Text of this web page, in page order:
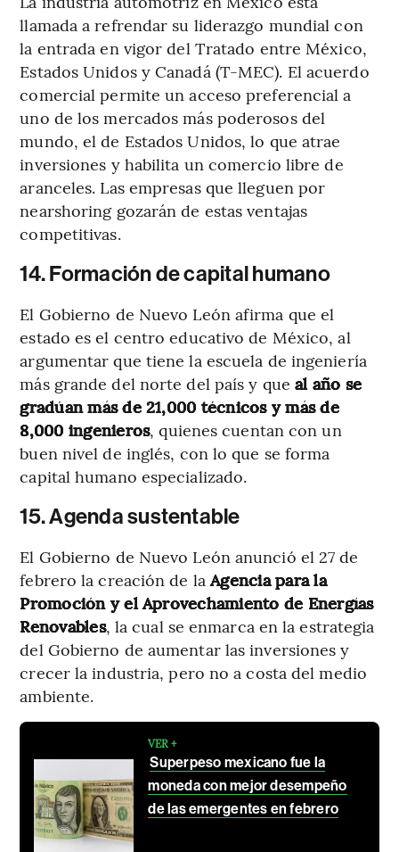
llamada a refrendar su liderazgo mundial con
la entrada en vigor del Tratado entre México,
Estados Unidos y Canadá (T-MEC). El acuerdo
comercial permite un acceso preferencial a
uno de los mercados más poderosos del
mundo, el de Estados Unidos, lo que atrae
inversiones y habilita un comercio libre de
aranceles. Las empresas que lleguen por
nearshoring gozarán de estas ventajas
competitivas.
14. Formación de capital humano
El Gobierno de Nuevo León afirma que el
estado es el centro educativo de México, al
argumentar que tiene la escuela de ingeniería
más grande del norte del país y que al año se
gradúan más de 21,000 técnicos y más de
8,000 ingenieros, quienes cuentan con un
buen nivel de inglés, con lo que se forma
capital humano especializado.
15. Agenda sustentable
El Gobierno de Nuevo León anunció el 27 de
febrero la creación de laAgencia para la
Promoción y el Aprovechamiento de Energías
Renovables, la cual se enmarca en la estrategia
del Gobierno de aumentar las inversiones y
crecer la industria, pero no a costa del medio
ambiente.
VER +
Superpeso mexicano fue la
moneda con mejor desempeño
de las emergentes en febrero